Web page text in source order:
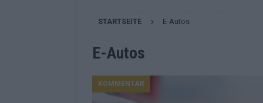
[ Mai 2026 ] Von JJ bis Lordi: Das
[ Mai 2026 ]
STARTSEITE E-Autos
E-Autos
KOMMENTAR